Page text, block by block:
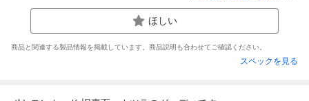
ほしい
商品と関連する製品情報を掲載しています。商品説明も合わせてご確認ください。
スペックを見る